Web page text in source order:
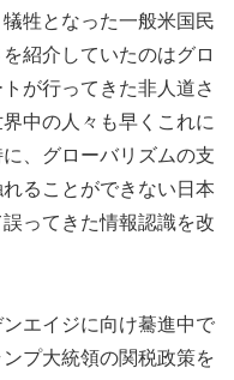
牲となった一般米国民
紹介していたのはグロ
が行ってきた非人道さ
中の人々も早くこれに
、グローバリズムの支
ることができない日本
ってきた情報認識を改
エイジに向け驀進中で
プ大統領の関税政策を